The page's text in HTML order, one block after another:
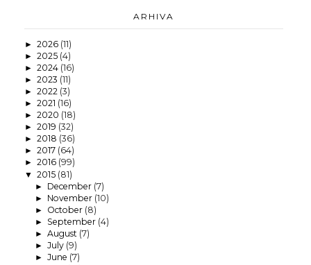
ARHIVA
► 2026 (11)
► 2025 (4)
► 2024 (16)
► 2023 (11)
► 2022 (3)
► 2021 (16)
► 2020 (18)
► 2019 (32)
► 2018 (36)
► 2017 (64)
► 2016 (99)
▼ 2015 (81)
► December (7)
► November (10)
► October (8)
► September (4)
► August (7)
► July (9)
► June (7)